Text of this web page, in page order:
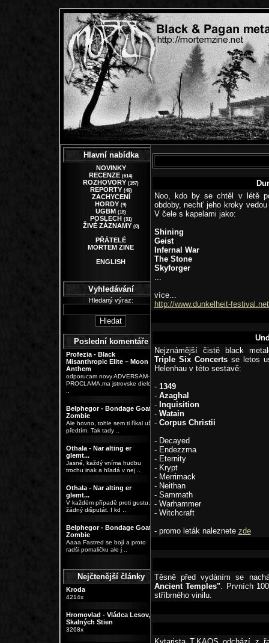
Hlavní nabídka
NOVINKY
RECENZE (614)
ROZHOVORY (157)
REPORTY (49)
ZACHYCENÍ
HORDY (9)
UGBM (18)
POSLECH (31)
ŽIVÉ ZÁZNAMY (0)
PŘÁTELÉ
MORTEM ZINE
ENGLISH
Vyhledávání
Hledaný výraz:
Poslední komentáře
Profezia - Black
Misanthropic Elite – Moon
Anthem
odporucam novy ADVERSAM-
PROCLAMA,ma jstrovske dielo
Belphegor - Bondage Goat
Zombie
Ale hovno, tohle sem ti říkal už
předtím. Tak tady ..
Othala - Nar alting er
glemt...
Jasné, každý vníma hudbu
trochu inak a hľadá v nej ..
Othala - Nar alting er
glemt...
V každém případě proti gustu,
žádný dišputát. I kd ..
Belphegor - Bondage Goat
Zombie
Aaaa Fastred se bojí a proto
radši pomaličku ale j ..
Nejčtenější články
Kroda
4214x
Hromovlad - Vládca Lesov,
Skalných Stien
3268x
Noo, kdo by se chtěl v létě
obdoby, nechť jeho kroky
V čele s kapelami jako:
Shining
Geist
Infernal War
The Stone
Skyforger
...
více...
http://www.dunkelheit-
Nejznámější čistě black
Triple Six Concertsse letos
Helenhau v této sestavě:
- 1349
- Azaghal
- Inquisition
- Watain
- Corpus Christii
- Decayed
- Endezzma
- Eternity
- Krypt
- Merrimack
- Neithan
- Sammath
- Warhammer
- Witchcraft
- promo leták naleznete zde
Těsně před vydáním se
Ancient Temples". Prvních
stříbrného vinilu.